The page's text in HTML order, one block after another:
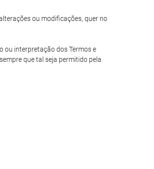
ou modificações, quer no
ou interpretação dos Termos e
que tal seja permitido pela